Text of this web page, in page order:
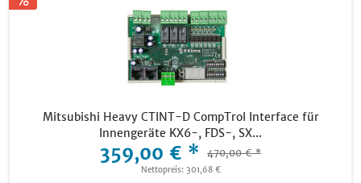
Mitsubishi Heavy CTINT-D CompTrol Interface für
Innengeräte KX6-, FDS-, SX...
359,00 € * 470,00 € *
Nettopreis: 301,68 €